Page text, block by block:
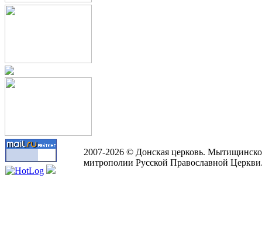
2007-2026 © Донская церковь.
митрополии Русской Православной